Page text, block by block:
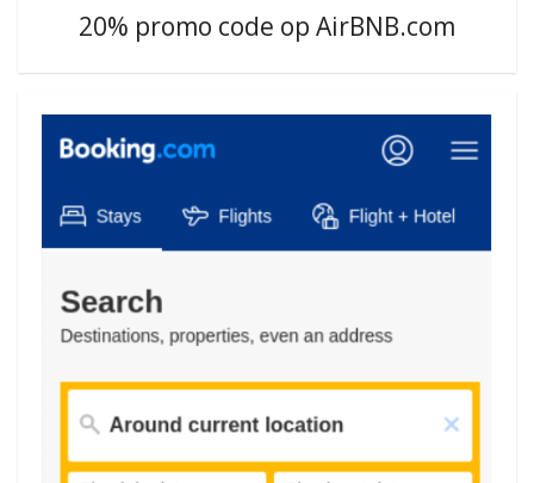
20% promo code op AirBNB.com